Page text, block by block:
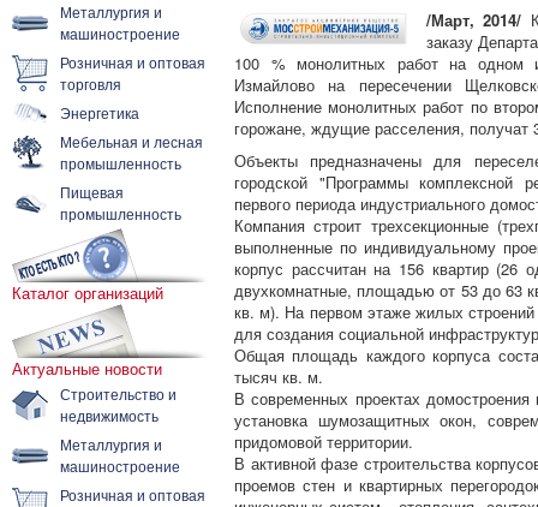
Металлургия и
машиностроение
Розничная и оптовая
торговля
Энергетика
Мебельная и лесная
промышленность
Пищевая
промышленность
Каталог организаций
Актуальные новости
Строительство и
недвижимость
Металлургия и
машиностроение
Розничная и оптовая
/Март, 2014/
заказу
100 % монолитных работ на
Измайлово на пересечении
Исполнение монолитных работ по
горожане, ждущие расселения, получат
Объекты предназначены для
городской "Программы комплексной
первого периода индустриального
Компания строит трехсекционные
выполненные по индивидуальному
корпус рассчитан на 156 квартир
двухкомнатные, площадью от 53 до 63
кв. м). На первом этаже жилых
для создания социальной
Общая площадь каждого корпуса
тысяч кв. м.
В современных проектах
установка шумозащитных окон,
придомовой территории.
В активной фазе строительства
проемов стен и квартирных